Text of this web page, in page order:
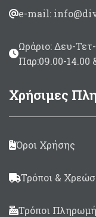
e-mail:
Ωράριο: Δευ-
Παρ:09.00-14.00
Χρήσιμες
Όροι Χρήσης
Τρόποι &
Τρόποι